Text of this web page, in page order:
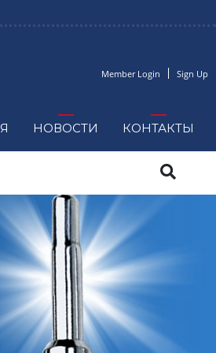
НОВОСТИ КОНТАКТЫ
Member Login Sign Up